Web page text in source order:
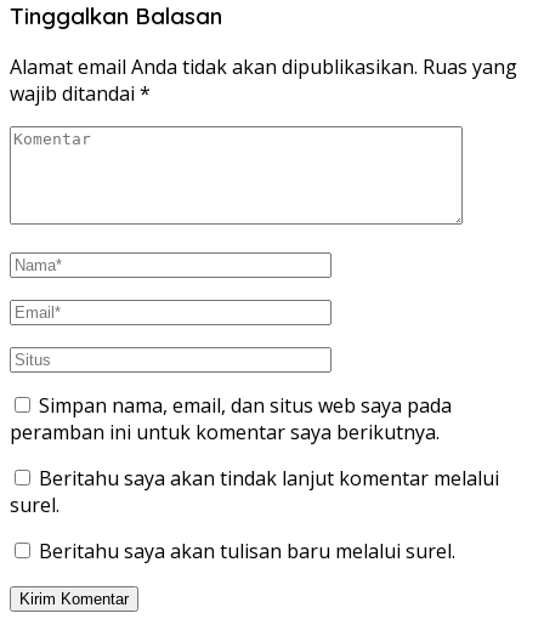
Tinggalkan Balasan
Alamat email Anda tidak akan dipublikasikan. Ruas yang
wajib ditandai *
Simpan nama, email, dan situs web saya pada
peramban ini untuk komentar saya berikutnya.
Beritahu saya akan tindak lanjut komentar melalui
surel.
Beritahu saya akan tulisan baru melalui surel.